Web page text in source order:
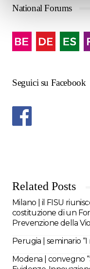
National Forums
Seguici su Facebook
Related Posts
Milano | il FISU
costituzione di un
Prevenzione della
Perugia | seminario
Modena | convegno